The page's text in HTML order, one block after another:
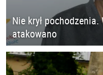
Nie krył
atakowano